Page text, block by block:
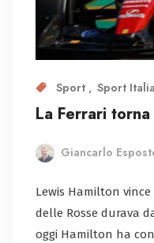
Sport Sport Italia
La Ferrari
Giancarlo
Lewis Hamilton
delle Rosse durava
oggi Hamilton ha